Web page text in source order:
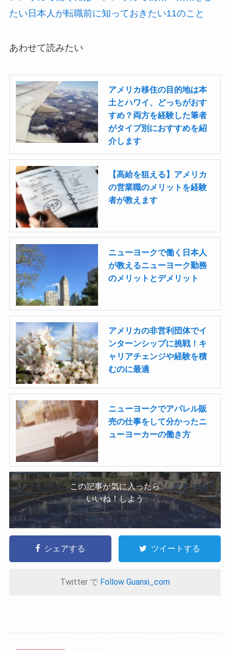
たい日本人が転職前に知っておきたい11のこと
あわせて読みたい
アメリカ移住の目的地は本
土とハワイ、どっちがおす
すめ？両方を経験した筆者
がタイプ別におすすめを紹
介します
【高給を狙える】アメリカ
の営業職のメリットを経験
者が教えます
ニューヨークで働く日本人
が教えるニューヨーク勤務
のメリットとデメリット
アメリカの非営利団体でイ
ンターンシップに挑戦！キ
ャリアチェンジや経験を積
むのに最適
ニューヨークでアパレル販
売の仕事をして分かったニ
ューヨーカーの働き方
この記事が気に入ったら
いいね！しよう
シェアする ツイートする
Twitter で Follow Guanxi_com